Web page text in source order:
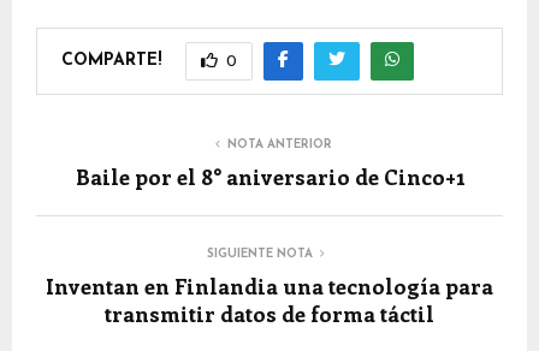
COMPARTE! 0
NOTA ANTERIOR
Baile por el 8° aniversario de Cinco+1
SIGUIENTE NOTA
Inventan en Finlandia una tecnología para
transmitir datos de forma táctil